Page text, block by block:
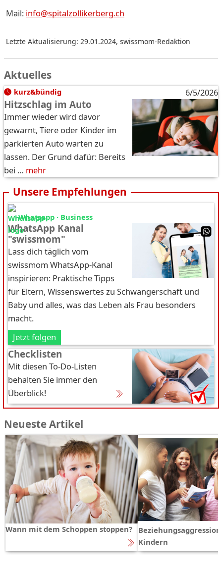
Mail: info@spitalzollikerberg.ch
Letzte Aktualisierung: 29.01.2024, swissmom-Redaktion
Aktuelles
kurz&bündig 6/5/2026
Hitzschlag im Auto
Immer wieder wird davor
gewarnt, Tiere oder Kinder im
parkierten Auto warten zu
lassen. Der Grund dafür: Bereits
bei … mehr
Unsere Empfehlungen
Whatsapp · Business
WhatsApp Kanal
"swissmom"
Lass dich täglich vom
swissmom WhatsApp-Kanal
inspirieren: Praktische Tipps
für Eltern, Wissenswertes zu Schwangerschaft und
Baby und alles, was das Leben als Frau besonders
macht.
Jetzt folgen
Checklisten
Mit diesen To-Do-Listen
behalten Sie immer den
Überblick!
Neueste Artikel
Wann mit dem Schoppen stoppen?
Kindern